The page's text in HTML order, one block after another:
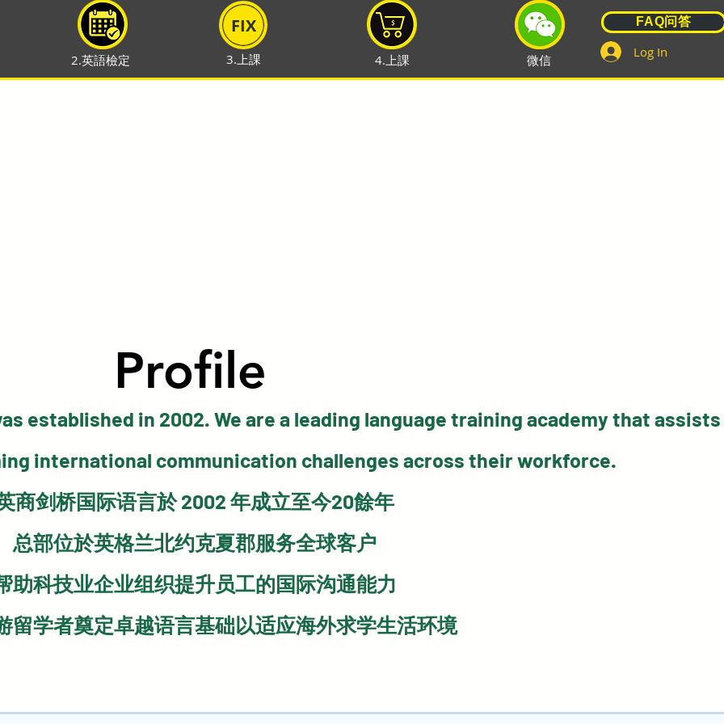
FIX
4.上課
FAQ问答
Log In
2.英語檢定 3.上課 微信
Profile
Profile
established in 2002. We are a leading language training academy that assists
international communication challenges across their workforce.
商剑桥国际语言於 2002 年成立至今20餘年
总部位於英格兰北约克夏郡服务全球客户
助科技业企业组织提升员工的国际沟通能力
留学者奠定卓越语言基础以适应海外求学生活环境